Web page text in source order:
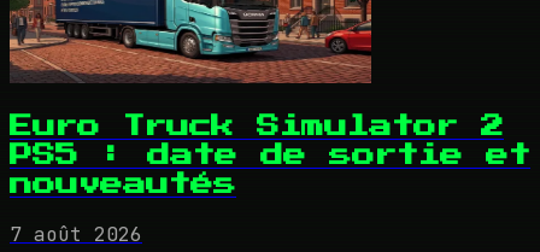
Euro Truck Simulator 2
PS5 : date de sortie et
nouveautés
7 août 2026